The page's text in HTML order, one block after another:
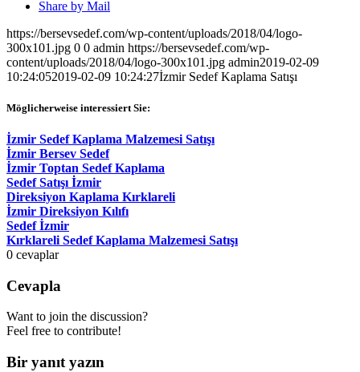
Share by Mail
https://bersevsedef.com/wp-content/uploads/2018/04/logo-
300x101.jpg 0 0 admin https://bersevsedef.com/wp-
content/uploads/2018/04/logo-300x101.jpg admin2019-02-09
10:24:052019-02-09 10:24:27İzmir Sedef Kaplama Satışı
Möglicherweise interessiert Sie:
İzmir Sedef Kaplama Malzemesi Satışı
İzmir Bersev Sedef
İzmir Toptan Sedef Kaplama
Sedef Satışı İzmir
Direksiyon Kaplama Kırklareli
İzmir Direksiyon Kılıfı
Sedef İzmir
Kırklareli Sedef Kaplama Malzemesi Satışı
0 cevaplar
Cevapla
Want to join the discussion?
Feel free to contribute!
Bir yanıt yazın